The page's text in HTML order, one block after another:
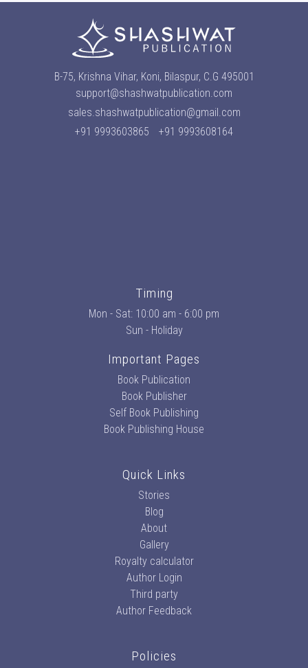
B-75, Krishna Vihar, Koni, Bilaspur, C.G 495001
support@shashwatpublication.com
sales.shashwatpublication@gmail.com
+91 9993603865
+91 9993608164
Timing
Mon - Sat: 10:00 am - 6:00 pm
Sun - Holiday
Important Pages
Book Publication
Book Publisher
Self Book Publishing
Book Publishing House
Quick Links
Stories
Blog
About
Gallery
Royalty calculator
Author Login
Third party
Author Feedback
Policies